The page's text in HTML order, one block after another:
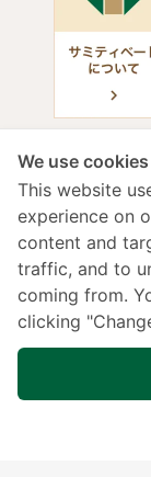
年
133
We use cookies
This website
experience on
content and
traffic, and to
coming from.
clicking